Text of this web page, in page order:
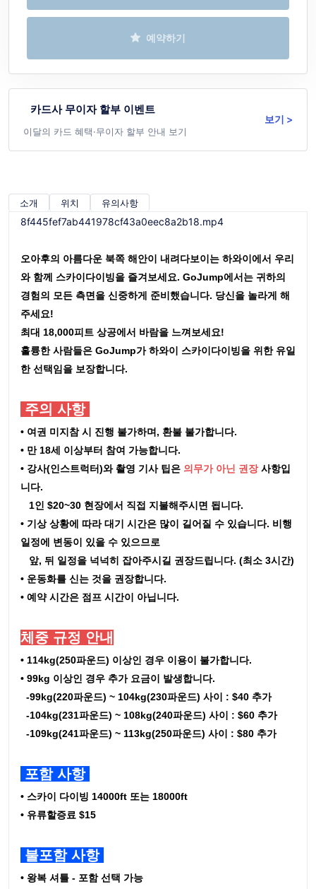
예약하기
카드사 무이자 할부 이벤트
이달의 카드 혜택·무이자 할부 안내 보기
보기 >
소개 위치 유의사항
8f445fef7ab441978cf43a0eec8a2b18.mp4
오아후의 아름다운 북쪽 해안이 내려다보이는 하와이에서 우리
와 함께 스카이다이빙을 즐겨보세요. GoJump에서는 귀하의
경험의 모든 측면을 신중하게 준비했습니다. 당신을 놀라게 해
주세요!
최대 18,000피트 상공에서 바람을 느껴보세요!
훌륭한 사람들은 GoJump가 하와이 스카이다이빙을 위한 유일
한 선택임을 보장합니다.
주의 사항
• 여권 미지참 시 진행 불가하며, 환불 불가합니다.
• 만 18세 이상부터 참여 가능합니다.
• 강사(인스트럭터)와 촬영 기사 팁은 의무가 아닌 권장사항입
니다.
1인 $20~30 현장에서 직접 지불해주시면 됩니다.
• 기상 상황에 따라 대기 시간은 많이 길어질 수 있습니다. 비행
일정에 변동이 있을 수 있으므로
앞, 뒤 일정을 넉넉히 잡아주시길 권장드립니다. (최소 3시간)
• 운동화를 신는 것을 권장합니다.
• 예약 시간은 점프 시간이 아닙니다.
체중 규정 안내
• 114kg(250파운드) 이상인 경우 이용이 불가합니다.
• 99kg 이상인 경우 추가 요금이 발생합니다.
-99kg(220파운드) ~ 104kg(230파운드) 사이 : $40 추가
-104kg(231파운드) ~ 108kg(240파운드) 사이 : $60 추가
-109kg(241파운드) ~ 113kg(250파운드) 사이 : $80 추가
포함 사항
• 스카이 다이빙 14000ft 또는 18000ft
• 유류할증료 $15
불포함 사항
• 왕복 셔틀 - 포함 선택 가능